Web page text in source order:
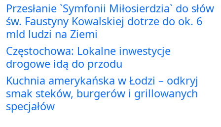
Przesłanie `Symfonii Miłosierdzia` do słów
św. Faustyny Kowalskiej dotrze do ok. 6
mld ludzi na Ziemi
Częstochowa: Lokalne inwestycje
drogowe idą do przodu
Kuchnia amerykańska w Łodzi – odkryj
smak steków, burgerów i grillowanych
specjałów